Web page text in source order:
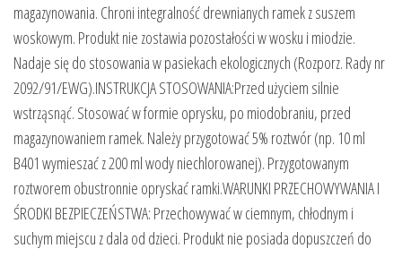
magazynowania. Chroni integralność drewnianych ramek z suszem
woskowym. Produkt nie zostawia pozostałości w wosku i miodzie.
Nadaje się do stosowania w pasiekach ekologicznych (Rozporz. Rady nr
2092/91/EWG).INSTRUKCJA STOSOWANIA:Przed użyciem silnie
wstrząsnąć. Stosować w formie oprysku, po miodobraniu, przed
magazynowaniem ramek. Należy przygotować 5% roztwór (np. 10 ml
B401 wymieszać z 200 ml wody niechlorowanej). Przygotowanym
roztworem obustronnie opryskać ramki.WARUNKI PRZECHOWYWANIA I
ŚRODKI BEZPIECZEŃSTWA: Przechowywać w ciemnym, chłodnym i
suchym miejscu z dala od dzieci. Produkt nie posiada dopuszczeń do